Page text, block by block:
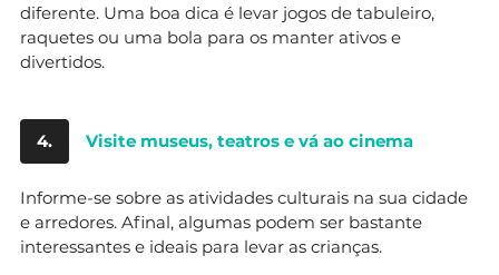
diferente. Uma boa dica é levar jogos de tabuleiro,
raquetes ou uma bola para os manter ativos e
divertidos.
4. Visite museus, teatros e vá ao cinema
Informe-se sobre as atividades culturais na sua cidade
e arredores. Afinal, algumas podem ser bastante
interessantes e ideais para levar as crianças.